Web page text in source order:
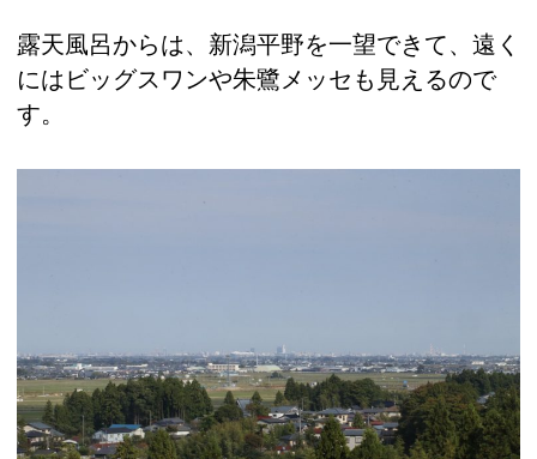
露天風呂からは、新潟平野を一望できて、遠く
にはビッグスワンや朱鷺メッセも見えるので
す。